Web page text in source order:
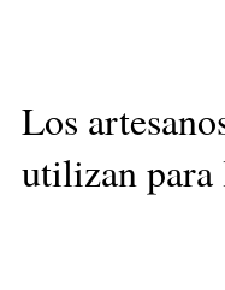
Los
utilizan para